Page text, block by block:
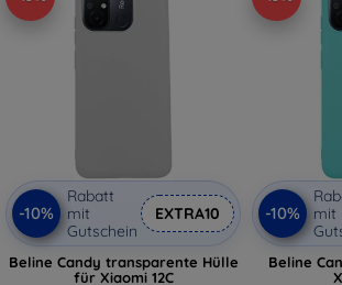
-10%
Rabatt
mit
Gutschein
EXTRA10
Beline Candy transparente Hülle
für Xiaomi 12C
-10%
mit
Beline